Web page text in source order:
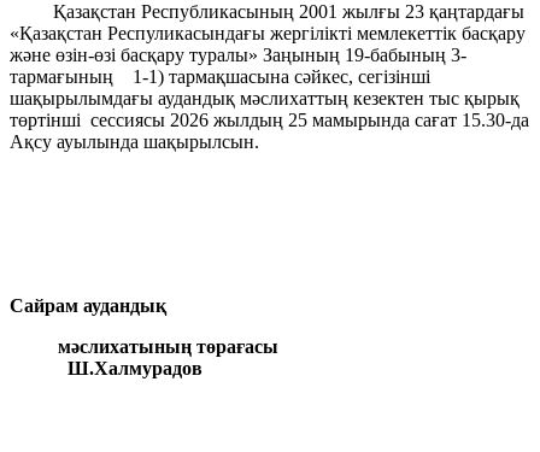
Қазақстан Республикасының 2001 жылғы 23 қаңтардағы
«Қазақстан Респуликасындағы жергілікті мемлекеттік басқару
және өзін-өзі басқару туралы» Заңының 19-бабының 3-
тармағының 1-1) тармақшасына сәйкес, сегізінші
шақырылымдағы аудандық мәслихаттың кезектен тыс қырық
төртінші сессиясы 2026 жылдың 25 мамырында сағат 15.30-да
Ақсу ауылында шақырылсын.
Сайрам аудандық
мәслихатының төрағасы
Ш.Халмурадов